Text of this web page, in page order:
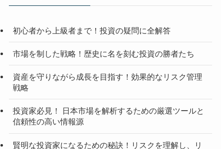
初心者から上級者まで！投資の疑問に全解答
市場を制した戦略！歴史に名を刻む投資の勝者たち
資産を守りながら成長を目指す！効果的なリスク管理
戦略
投資家必見！ 日本市場を解析するための厳選ツールと
信頼性の高い情報源
賢明な投資家になるための秘訣！リスクを理解し、リ